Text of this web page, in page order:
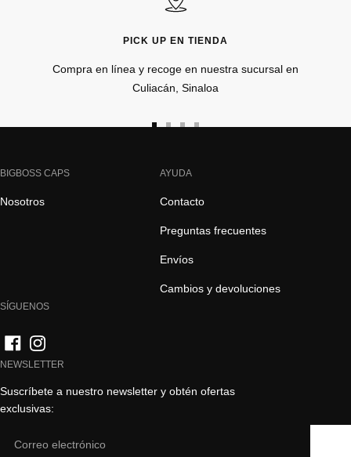
PICK UP EN TIENDA
Compra en línea y recoge en nuestra sucursal en
Culiacán, Sinaloa
la la
BIGBOSS CAPS
Nosotros
AYUDA
Contacto
Preguntas frecuentes
Envíos
Cambios y devoluciones
SÍGUENOS
NEWSLETTER
Suscríbete a nuestro newsletter y obtén ofertas
exclusivas: